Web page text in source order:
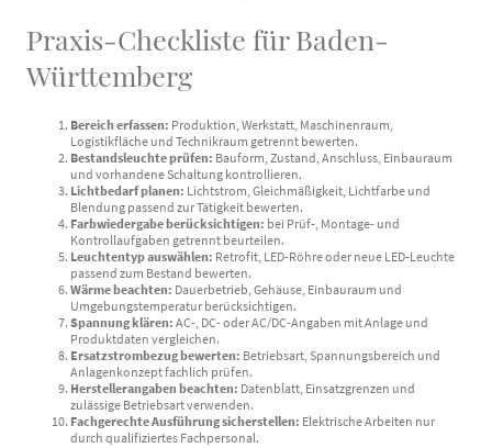
Praxis-Checkliste für Baden-
Württemberg
Bereich erfassen: Produktion, Werkstatt, Maschinenraum,
Logistikfläche und Technikraum getrennt bewerten.
Bestandsleuchte prüfen: Bauform, Zustand, Anschluss, Einbauraum
und vorhandene Schaltung kontrollieren.
Lichtbedarf planen: Lichtstrom, Gleichmäßigkeit, Lichtfarbe und
Blendung passend zur Tätigkeit bewerten.
Farbwiedergabe berücksichtigen: bei Prüf-, Montage- und
Kontrollaufgaben getrennt beurteilen.
Leuchtentyp auswählen: Retrofit, LED-Röhre oder neue LED-Leuchte
passend zum Bestand bewerten.
Wärme beachten: Dauerbetrieb, Gehäuse, Einbauraum und
Umgebungstemperatur berücksichtigen.
Spannung klären: AC-, DC- oder AC/DC-Angaben mit Anlage und
Produktdaten vergleichen.
Ersatzstrombezug bewerten: Betriebsart, Spannungsbereich und
Anlagenkonzept fachlich prüfen.
Herstellerangaben beachten: Datenblatt, Einsatzgrenzen und
zulässige Betriebsart verwenden.
Fachgerechte Ausführung sicherstellen: Elektrische Arbeiten nur
durch qualifiziertes Fachpersonal.